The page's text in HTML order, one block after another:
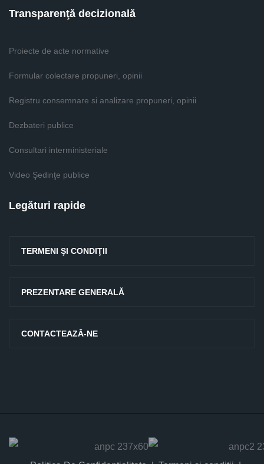
Transparenţă decizională
Proiecte de acte normative
Formular colectare propuneri, opinii
Registru consemnare si analizare propuneri, opinii
Dezbateri publice
Consultari interministeriale
Video Şedinţe publice
Legături rapide
TERMENI ŞI CONDIŢII
PREZENTARE GENERALĂ
CONTACTEAZĂ-NE